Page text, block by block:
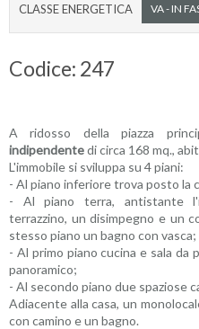
CLASSE ENERGETICA VA - IN
Codice: 247
A ridosso della piazza
indipendentedi circa 168 mq.,
L'immobile si sviluppa su 4 piani:
- Al piano inferiore trova posto la
- Al piano terra, antistante
terrazzino, un disimpegno e un
stesso piano un bagno con vasca;
- Al primo piano cucina e sala da
panoramico;
- Al secondo piano due spaziose
Adiacente alla casa, un
con camino e un bagno.